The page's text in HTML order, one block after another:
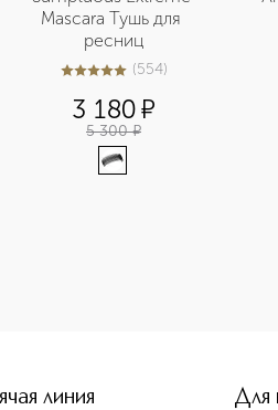
Mascara Тушь для
ресниц
4.9из5554 (554)
3 180¤
5 300 ¤
линия
Для